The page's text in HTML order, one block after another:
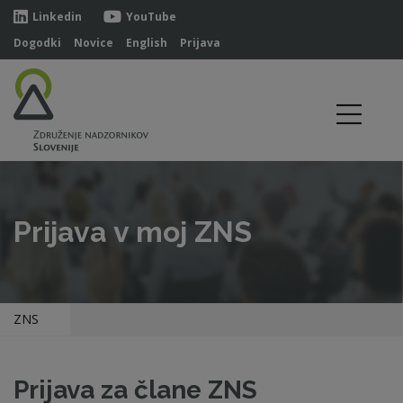
Linkedin
YouTube
Dogodki
Novice English Prijava
Prijava v moj ZNS
ZNS
Prijava za člane ZNS